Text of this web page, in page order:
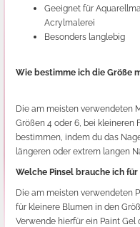
Geeignet für
Acrylmalerei
Besonders langlebig
Wie bestimme ich die Größe
Die am meisten verwendeten
Größen 4 oder 6, bei kleineren
bestimmen, indem du das
längeren oder extrem langen
Welche Pinsel brauche ich für
Die am meisten verwendeten
für kleinere Blumen in den
Verwende hierfür ein Paint Gel